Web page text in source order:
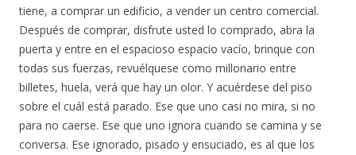
tiene, a comprar un edificio, a vender un centro comercial.
Después de comprar, disfrute usted lo comprado, abra la
puerta y entre en el espacioso espacio vacío, brinque con
todas sus fuerzas, revuélquese como millonario entre
billetes, huela, verá que hay un olor. Y acuérdese del piso
sobre el cuál está parado. Ese que uno casi no mira, si no
para no caerse. Ese que uno ignora cuando se camina y se
conversa. Ese ignorado, pisado y ensuciado, es al que los